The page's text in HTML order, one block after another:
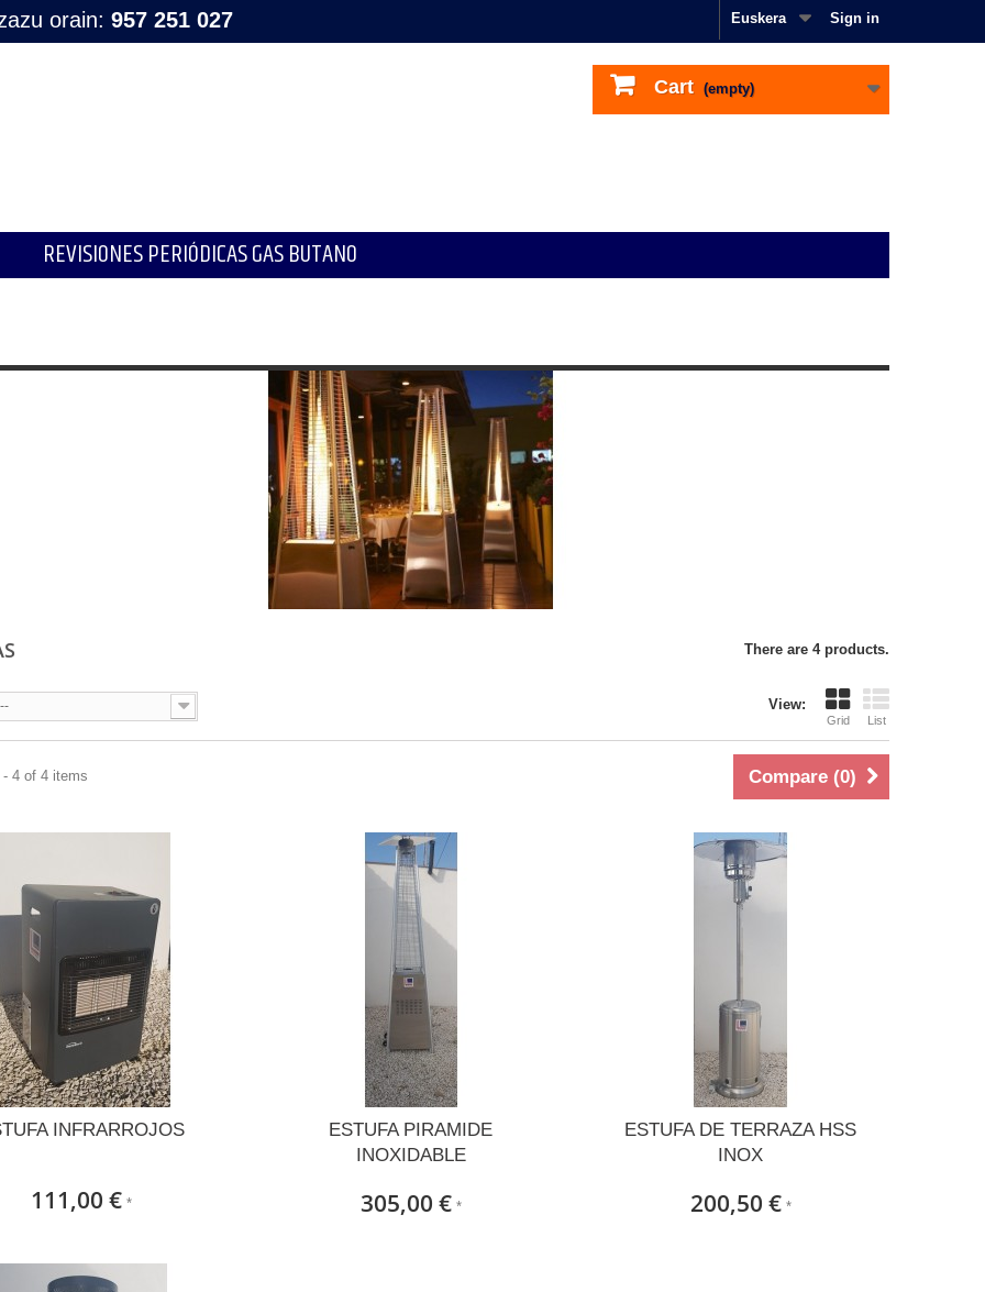
Sign in
Euskera
orain: 957 251 027
Cart (empty)
REVISIONES PERIÓDICAS GAS BUTANO
There are 4 products.
View:
Grid List
--
Compare (0)
4 of 4 items
INFRARROJOS
111,00 €*
ESTUFA PIRAMIDE
INOXIDABLE
305,00 €*
ESTUFA DE TERRAZA HSS
INOX
200,50 €*